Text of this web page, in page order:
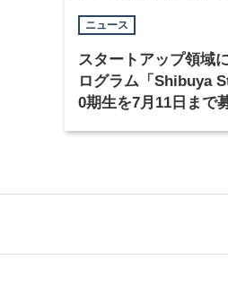
ニュース
スタートアップ領域
ログラム「Shibuya
0期生を7月11日まで